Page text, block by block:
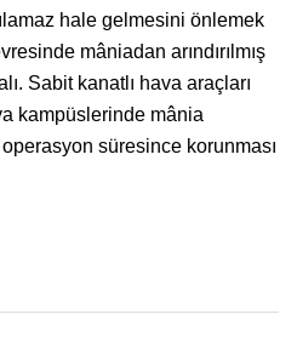
hale gelmesini önlemek
mâniadan arındırılmış
Sabit kanatlı hava araçları
kampüslerinde mânia
süresince korunması